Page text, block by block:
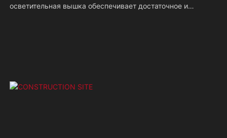
осветительная вышка обеспечивает достаточное и